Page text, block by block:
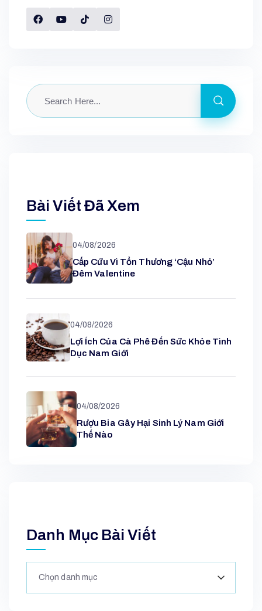
Bài Viết Đã Xem
04/08/2026
Cấp Cứu Vì Tổn Thương ‘cậu Nhỏ’
Đêm Valentine
04/08/2026
Lợi Ích Của Cà Phê Đến Sức Khỏe Tình
Dục Nam Giới
04/08/2026
Rượu Bia Gây Hại Sinh Lý Nam Giới
Thế Nào
Danh Mục Bài Viết
Chọn danh mục